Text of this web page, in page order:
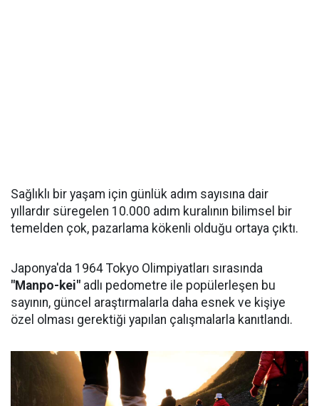
Sağlıklı bir yaşam için günlük adım sayısına dair
yıllardır süregelen 10.000 adım kuralının bilimsel bir
temelden çok, pazarlama kökenli olduğu ortaya çıktı.
Japonya'da 1964 Tokyo Olimpiyatları sırasında
"Manpo-kei" adlı pedometre ile popülerleşen bu
sayının, güncel araştırmalarla daha esnek ve kişiye
özel olması gerektiği yapılan çalışmalarla kanıtlandı.